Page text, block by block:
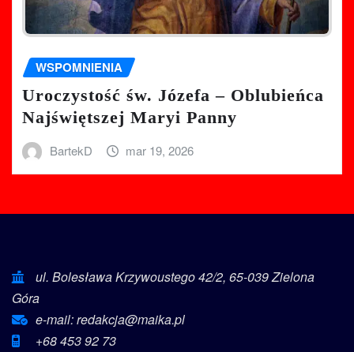
WSPOMNIENIA
Uroczystość św. Józefa – Oblubieńca
Najświętszej Maryi Panny
BartekD mar 19, 2026
ul. Bolesława Krzywoustego 42/2, 65-039 Zielona
Góra
e-mail: redakcja@maika.pl
+68 453 92 73